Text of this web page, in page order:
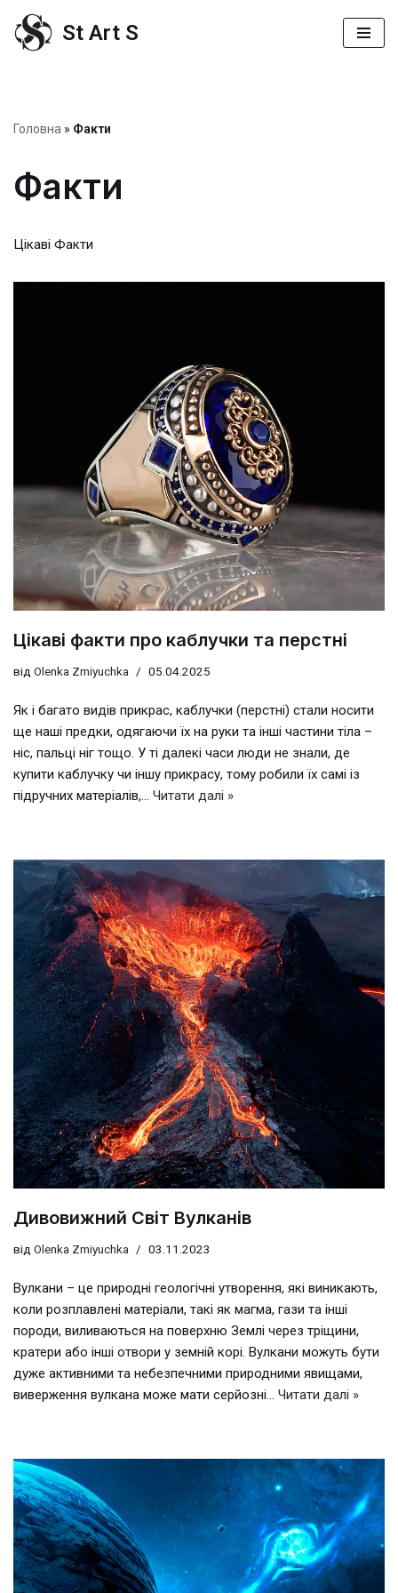
Перейти
St Art S
Головна » Факти
Факти
Цікаві Факти
Цікаві факти про каблучки та перстні
від Olenka Zmiyuchka 05.04.2025
Як і багато видів прикрас, каблучки (перстні) стали носити
ще наші предки, одягаючи їх на руки та інші частини тіла –
ніс, пальці ніг тощо. У ті далекі часи люди не знали, де
купити каблучку чи іншу прикрасу, тому робили їх самі із
підручних матеріалів,… Читати далі »
Дивовижний Світ Вулканів
від Olenka Zmiyuchka 03.11.2023
Вулкани – це природні геологічні утворення, які виникають,
коли розплавлені матеріали, такі як магма, гази та інші
породи, виливаються на поверхню Землі через тріщини,
кратери або інші отвори у земній корі. Вулкани можуть бути
дуже активними та небезпечними природними явищами,
виверження вулкана може мати серйозні… Читати далі »